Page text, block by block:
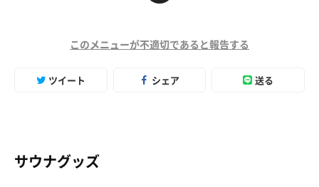
このメニューが不適切であると報告する
ツイート シェア 送る
サウナグッズ